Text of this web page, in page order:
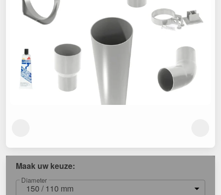
Maak uw keuze:
Diameter
150 / 110 mm